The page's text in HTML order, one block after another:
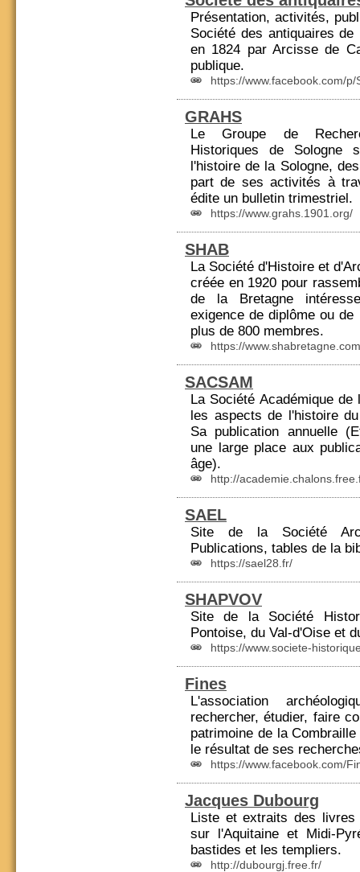
Présentation, activités,
Société des antiquaires
en 1824 par Arcisse de
publique.
https://www.facebook.com/
GRAHS
Le Groupe de Recher
Historiques de Sologne
l'histoire de la Sologne,
part de ses activités à
édite un bulletin trimestriel.
https://www.grahs.1901.org/
SHAB
La Société d'Histoire et
créée en 1920 pour
de la Bretagne
exigence de diplôme ou
plus de 800 membres.
https://
SACSAM
La Société Académique
les aspects de l'histoire
Sa publication annuelle
une large place aux
âge).
http://
SAEL
Site de la Société
Publications, tables de la
https://sael28.fr/
SHAPVOV
Site de la Société
Pontoise, du Val-d'Oise et
https://www.societe-
Fines
L'association
rechercher, étudier, faire
patrimoine de la
le résultat de ses
https://www.facebook.com/
Jacques Dubourg
Liste et extraits des livres
sur l'Aquitaine et Midi-
bastides et les templiers.
http://dubourgj.free.fr/